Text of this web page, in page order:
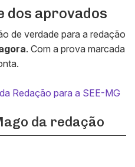
dos aprovados
de verdade para a redação
. Com a prova marcada
Redação para a SEE-MG
da redação